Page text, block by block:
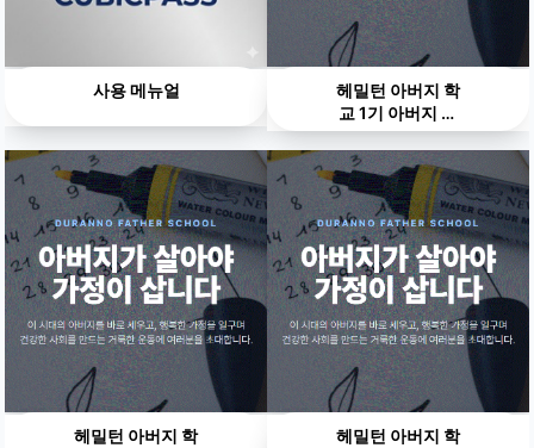
사용 메뉴얼
헤밀턴 아버지 학
교 1기 아버지 학
교 넷쨰날
헤밀턴 아버지 학
헤밀턴 아버지 학